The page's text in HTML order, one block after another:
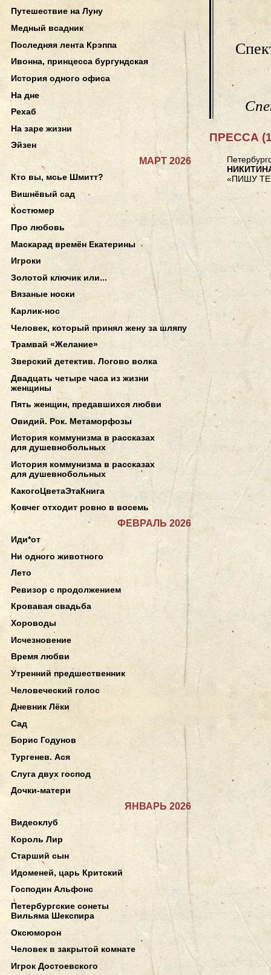
ПРЕССА
«ПИШУ
Путешествие на Луну
Медный всадник
Последняя лента Крэппа
Ивонна, принцесса бургундская
История одного офиса
На дне
Рехаб
На заре жизни
Эйзен
МАРТ 2026
Кто вы, мсье Шмитт?
Вишнёвый сад
Костюмер
Про любовь
Маскарад времён Екатерины
Игроки
Золотой ключик или...
Вязаные носки
Карлик-нос
Человек, который принял жену за шляпу
Трамвай «Желание»
Зверский детектив. Логово волка
Двадцать четыре часа из жизни
женщины
Пять женщин, предавшихся любви
Овидий. Рок. Метаморфозы
История коммунизма в рассказах
для душевнобольных
История коммунизма в рассказах
для душевнобольных
КакогоЦветаЭтаКнига
Ковчег отходит ровно в восемь
ФЕВРАЛЬ 2026
Иди*от
Ни одного животного
Лето
Ревизор с продолжением
Кровавая свадьба
Хороводы
Исчезновение
Время любви
Утренний предшественник
Человеческий голос
Дневник Лёки
Сад
Борис Годунов
Тургенев. Ася
Слуга двух господ
Дочки-матери
ЯНВАРЬ 2026
Видеоклуб
Король Лир
Старший сын
Идоменей, царь Критский
Господин Альфонс
Петербургские сонеты
Вильяма Шекспира
Оксюморон
Человек в закрытой комнате
Игрок Достоевского